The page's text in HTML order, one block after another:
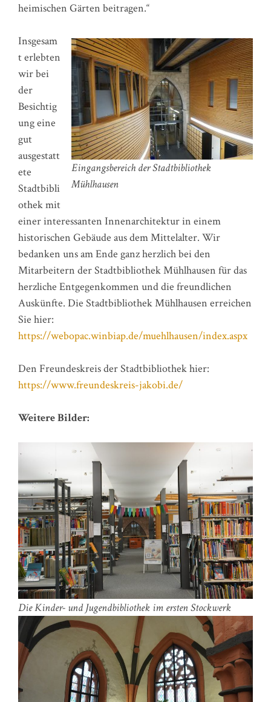
heimischen Gärten beitragen.“
Eingangsbereich der Stadtbibliothek
Mühlhausen
Insgesam
t erlebten
wir bei
der
Besichtig
ung eine
gut
ausgestatt
ete
Stadtbibli
othek mit
einer interessanten Innenarchitektur in einem
historischen Gebäude aus dem Mittelalter. Wir
bedanken uns am Ende ganz herzlich bei den
Mitarbeitern der Stadtbibliothek Mühlhausen für das
herzliche Entgegenkommen und die freundlichen
Auskünfte. Die Stadtbibliothek Mühlhausen erreichen
Sie hier:
https://webopac.winbiap.de/muehlhausen/index.aspx
Den Freundeskreis der Stadtbibliothek hier:
https://www.freundeskreis-jakobi.de/
Weitere Bilder:
Die Kinder- und Jugendbibliothek im ersten Stockwerk